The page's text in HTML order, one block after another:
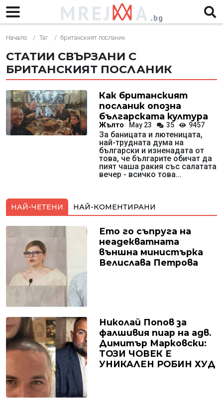
Начало Таг британският посланик
СТАТИИ СВЪРЗАНИ С
БРИТАНСКИЯТ ПОСЛАНИК
Как британският
посланик опозна
българската култура
Жълто May 23 35 9457
За баницата и лютеницата,
най-трудната дума на
български и изненадата от
това, че българите обичат да
пият чаша ракия със салатата
вечер - всичко това...
НАЙ-ЧЕТЕНИ НАЙ-КОМЕНТИРАНИ
Ето го съпруга на
неадекватната
външна министърка
Велислава Петрова
Николай Попов за
фалшивия пиар на адв.
Димитър Марковски:
ТОЗИ ЧОВЕК Е
УНИКАЛЕН РОБИН ХУД